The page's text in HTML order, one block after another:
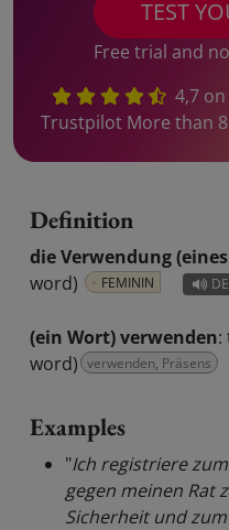
TEST
Free trial and
4,7
Trustpilot More than
Definition
die Verwendung
word)
FEMININ DE
(ein Wort) verwenden:
word) verwenden, Präsens
Examples
"Ich registriere
gegen meinen Rat
Sicherheit und